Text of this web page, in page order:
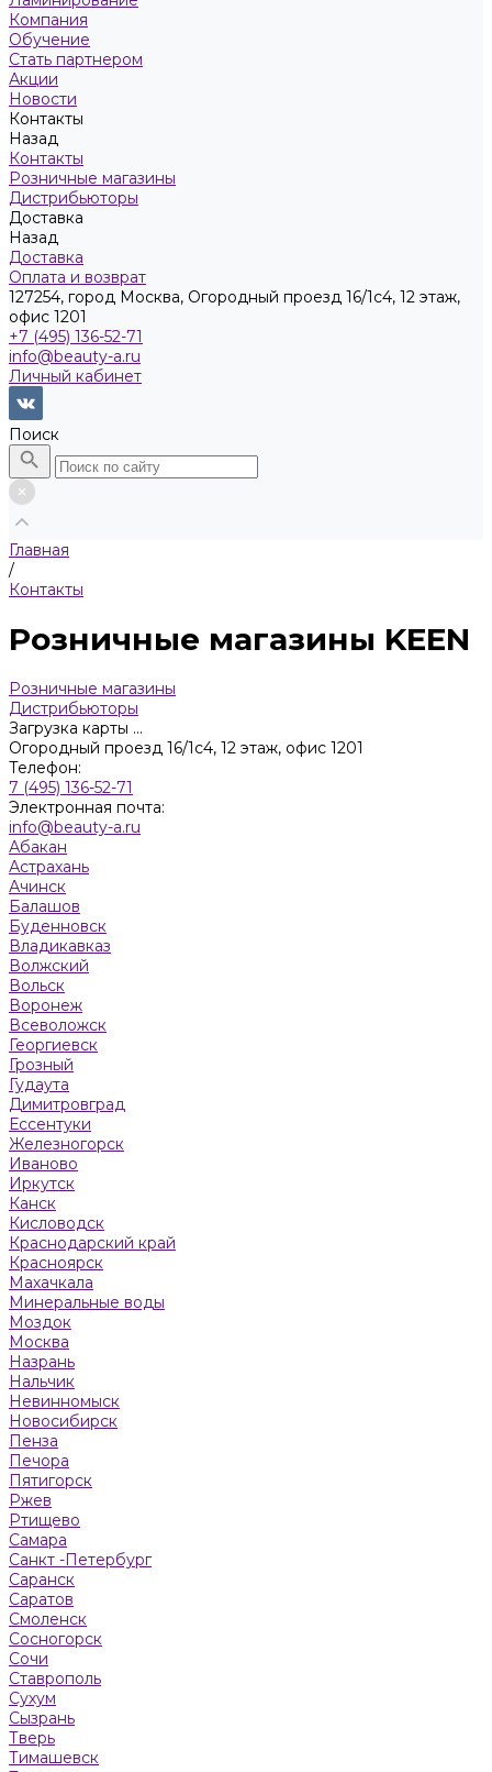
Компания
Обучение
Стать партнером
Акции
Новости
Контакты
Назад
Контакты
Розничные магазины
Дистрибьюторы
Доставка
Назад
Доставка
Оплата и возврат
127254, город Москва, Огородный проезд 16/1с4, 12 этаж,
офис 1201
+7 (495) 136-52-71
info@beauty-a.ru
Личный кабинет
Поиск
Главная
/
Контакты
Розничные магазины KEEN
Розничные магазины
Дистрибьюторы
Загрузка карты ...
Огородный проезд 16/1с4, 12 этаж, офис 1201
Телефон:
7 (495) 136-52-71
Электронная почта:
info@beauty-a.ru
Абакан
Астрахань
Ачинск
Балашов
Буденновск
Владикавказ
Волжский
Вольск
Воронеж
Всеволожск
Георгиевск
Грозный
Гудаута
Димитровград
Ессентуки
Железногорск
Иваново
Иркутск
Канск
Кисловодск
Краснодарский край
Красноярск
Махачкала
Минеральные воды
Моздок
Москва
Назрань
Нальчик
Невинномыск
Новосибирск
Пенза
Печора
Пятигорск
Ржев
Ртищево
Самара
Санкт -Петербург
Саранск
Саратов
Смоленск
Сосногорск
Сочи
Ставрополь
Сухум
Сызрань
Тверь
Тимашевск